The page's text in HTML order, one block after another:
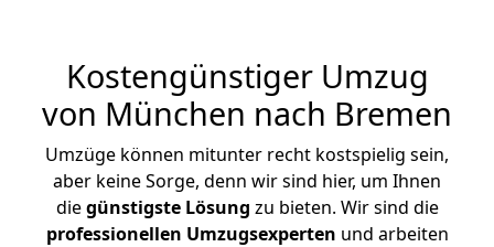
Kostengünstiger Umzug
von München nach Bremen
Umzüge können mitunter recht kostspielig sein,
aber keine Sorge, denn wir sind hier, um Ihnen
diegünstigste Lösung zu bieten. Wir sind die
professionellen Umzugsexperten und arbeiten